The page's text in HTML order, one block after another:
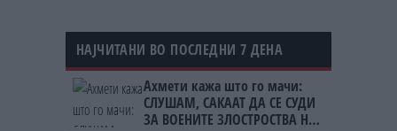
НАЈЧИТАНИ ВО ПОСЛЕДНИ 7 ДЕНА
Ахмети кажа што го мачи:
СЛУШАМ, САКААТ ДА СЕ СУДИ
ЗА ВОЕНИТЕ ЗЛОСТРОСТВА НА